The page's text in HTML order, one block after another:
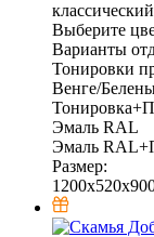
Выберите
Варианты
Тонировки
Венге/
Эмаль RAL
Эмаль
Размер: